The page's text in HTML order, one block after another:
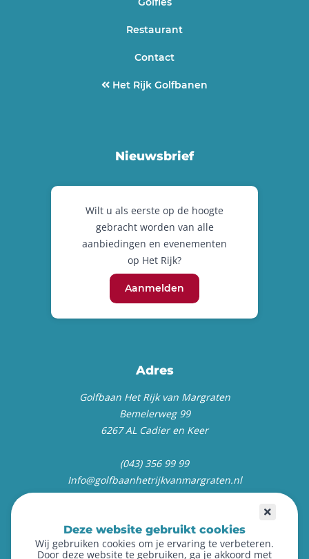
Restaurant
Contact
Het Rijk Golfbanen
Nieuwsbrief
Wilt u als eerste op de hoogte
gebracht worden van alle
aanbiedingen en evenementen
op Het Rijk?
Aanmelden
Adres
Golfbaan Het Rijk van Margraten
Bemelerweg 99
6267 AL Cadier en Keer
(043) 356 99 99
Info@golfbaanhetrijkvanmargraten.nl
Deze website gebruikt cookies
Wij gebruiken cookies om je ervaring te verbeteren.
Door deze website te gebruiken, ga je akkoord met